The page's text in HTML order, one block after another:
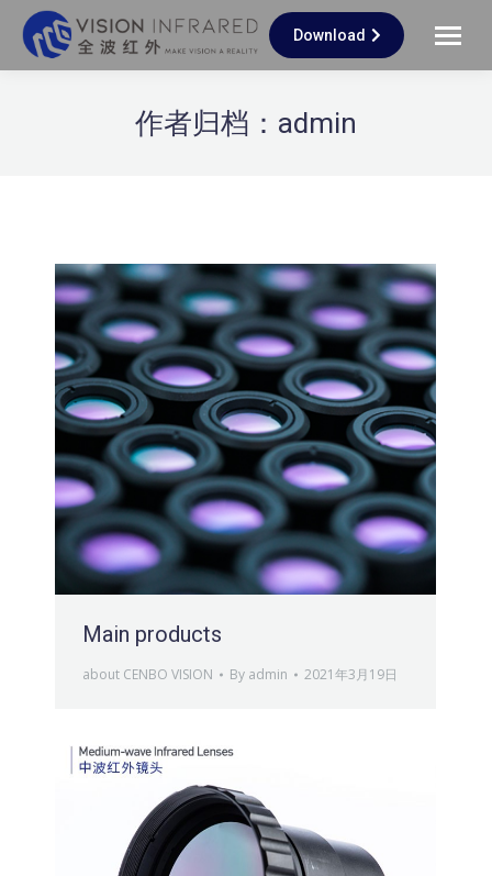
Download
作者归档： admin
Main products
about CENBO VISION By admin 2021年3月19日